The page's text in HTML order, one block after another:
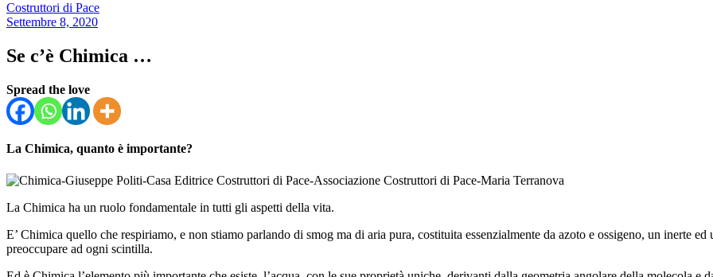
Costruttori di Pace
Settembre 8, 2020
Se c’è Chimica …
Spread the love
La Chimica, quanto è importante?
La Chimica ha un ruolo fondamentale in tutti gli aspetti della vita.
E’ Chimica quello che respiriamo, e non stiamo parlando di smog ma di aria pura, costituita essenzialmente da azoto e ossigeno, un inerte
preoccupare ad ogni scintilla.